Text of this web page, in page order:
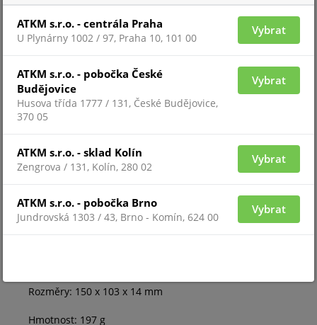
Ochrana proti hádání hesla: Ano
Výkon rádiového signálu: 8.76 dBm / 7.52 mW (max. 20
mW)
Komunikační protokol: Jeweller (868.0 - 868.6 MHz)
Dosah rádiového signálu: Až 1 700 m (v otevřeném
prostoru)
Výdrž baterie: Až 2 roky
Provozní teplota: -10 °C ~ +40 °C
Rozměry: 150 x 103 x 14 mm
Hmotnost: 197 g
ATKM s.r.o. - centrála Praha
U Plynárny 1002 / 97, Praha 10, 101 00
Vybrat
ATKM s.r.o. - pobočka České
Budějovice
Husova třída 1777 / 131, České Budějovice,
370 05
Vybrat
ATKM s.r.o. - sklad Kolín
Zengrova / 131, Kolín, 280 02
Vybrat
ATKM s.r.o. - pobočka Brno
Jundrovská 1303 / 43, Brno - Komín, 624 00
Vybrat